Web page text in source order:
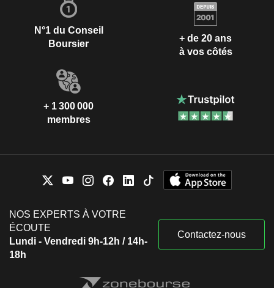
N°1 du Conseil
Boursier
+ de 20 ans
à vos côtés
+ 1 300 000
membres
NOS EXPERTS À VOTRE
ÉCOUTE
Lundi - Vendredi 9h-12h / 14h-
18h
Contactez-nous